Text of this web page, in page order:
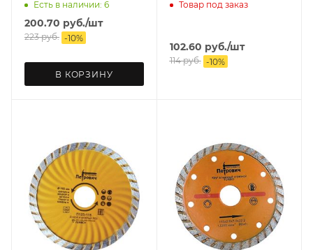
Есть в наличии: 6
200.70 руб./шт
223руб. -10%
В КОРЗИНУ
ПЕТРОВИЧ
Товар под заказ
102.60 руб./шт
114руб. -10%